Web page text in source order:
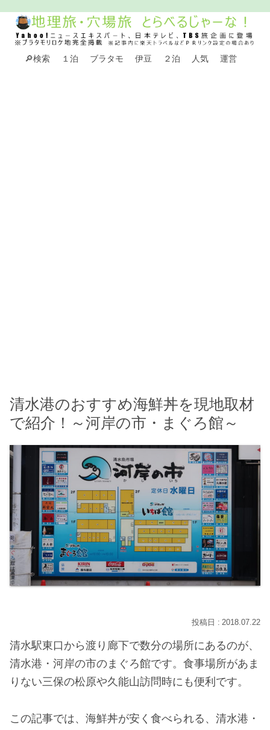
🔎検索 １泊 ブラタモ 伊豆 ２泊 人気 運営
清水港のおすすめ海鮮丼を現地取材
で紹介！～河岸の市・まぐろ館～
2018.07.22
清水駅東口から渡り廊下で数分の場所にあるのが、
清水港・河岸の市のまぐろ館です。食事場所があま
りない三保の松原や久能山訪問時にも便利です。
この記事では、海鮮丼が安く食べられる、清水港・